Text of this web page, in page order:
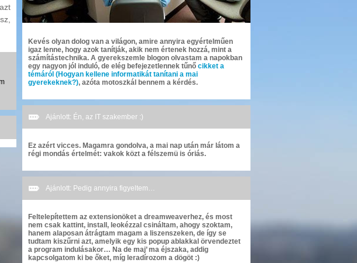
Kevés olyan dolog van a világon, amire annyira egyértelműen
igaz lenne, hogy azok tanítják, akik nem értenek hozzá, mint a
számítástechnika. A gyerekszemle blogon olvastam a napokban
egy nagyon jól induló, de elég befejezetlennek tűnő cikket a
témáról (Hogyan kellene informatikát tanítani a mai
gyerekeknek?), azóta motoszkál bennem a kérdés.
Ajánlott: Én, az IT szakember :)
Ez azért vicces. Magamra gondolva, a mai nap után már látom a
régi mondás értelmét: vakok közt a félszemü is óriás.
Ajánlott: Pedig annyira figyeltem…
Feltelepítettem az extensionöket a dreamweaverhez, és most
nem csak kattint, install, leokézzal csináltam, ahogy szoktam,
hanem alaposan átrágtam magam a liszenszeken, de így se
tudtam kiszűrni azt, amelyik egy kis popup ablakkal örvendeztet
a program indulásakor… Na de maj’ ma éjszaka, addig
kapcsolgatom ki be őket, míg leradírozom a dögöt :)